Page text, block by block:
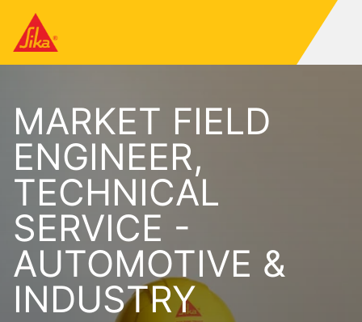
MARKET FIELD
ENGINEER,
TECHNICAL
SERVICE -
AUTOMOTIVE &
INDUSTRY